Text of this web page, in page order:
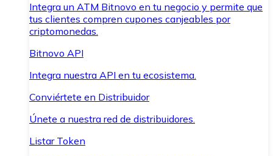
Integra un ATM Bitnovo en tu negocio y permite que
tus clientes compren cupones canjeables por
criptomonedas.
Bitnovo API
Integra nuestra API en tu ecosistema.
Conviértete en Distribuidor
Únete a nuestra red de distribuidores.
Listar Token